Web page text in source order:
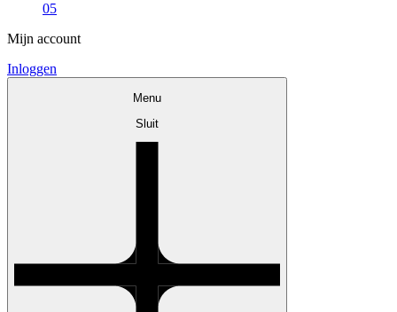
05
Mijn account
Inloggen
Menu
Sluit